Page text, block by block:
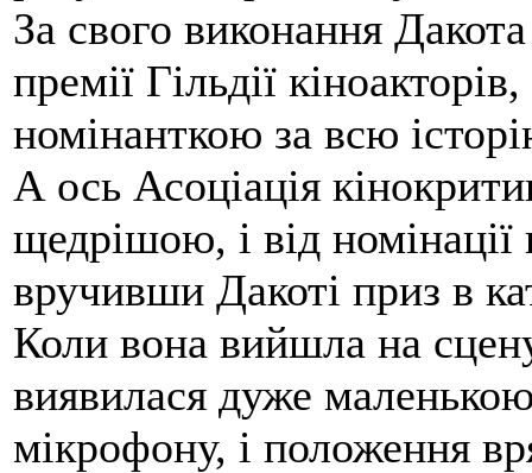
За свого виконання
премії Гільдії
номінанткою за всю
А ось Асоціація
щедрішою, і від
вручивши Дакоті приз в
Коли вона вийшла на
виявилася дуже
мікрофону, і положення